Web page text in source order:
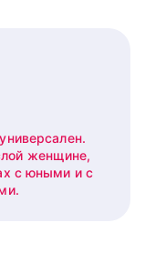
женщине,
с юными и с